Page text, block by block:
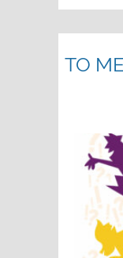
TO